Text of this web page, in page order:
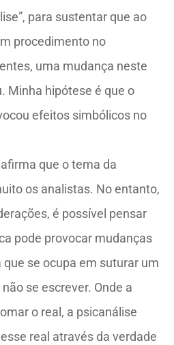
para sustentar que ao
procedimento no
uma mudança neste
Minha hipótese é que o
efeitos simbólicos no
que o tema da
os analistas. No entanto,
é possível pensar
pode provocar mudanças
se ocupa em suturar um
se escrever. Onde a
o real, a psicanálise
real através da verdade